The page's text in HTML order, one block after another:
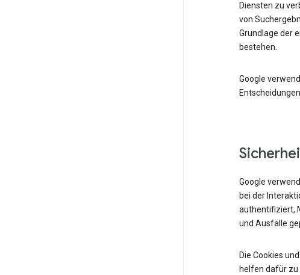
Diensten zu
von
Grundlage der
bestehen.
Google
Google
bei der
authentifiziert,
und Ausfälle
Die Cookies
helfen dafür zu